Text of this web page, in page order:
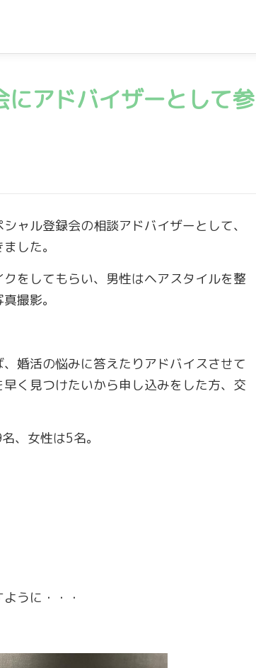
アドバイザーとして参
ャル登録会の相談アドバイザーとして、
した。
をしてもらい、男性はヘアスタイルを整
撮影。
婚活の悩みに答えたりアドバイスさせて
く見つけたいから申し込みをした方、交
、女性は5名。
うに・・・